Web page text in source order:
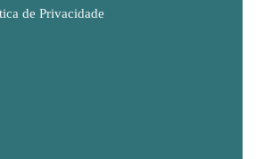
de Privacidade